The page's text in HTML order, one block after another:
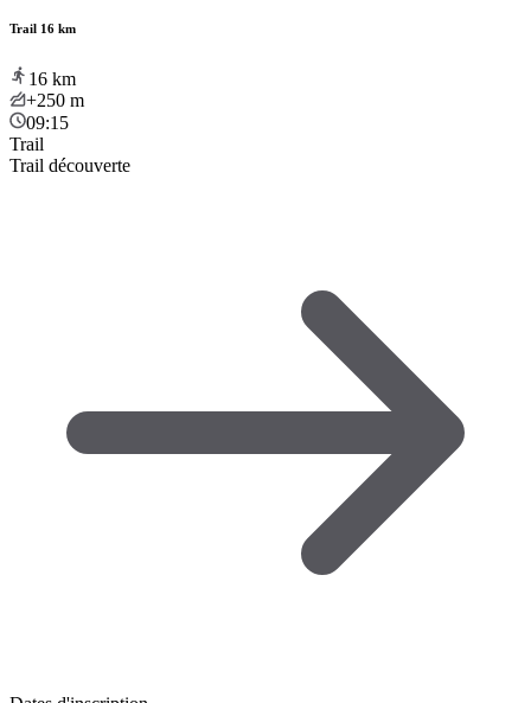
Trail 16 km
16 km
+250 m
09:15
Trail
Trail découverte